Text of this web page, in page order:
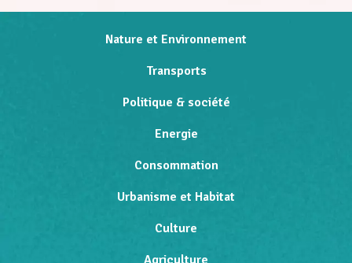
Nature et Environnement
Transports
Politique & société
Energie
Consommation
Urbanisme et Habitat
Culture
Agriculture